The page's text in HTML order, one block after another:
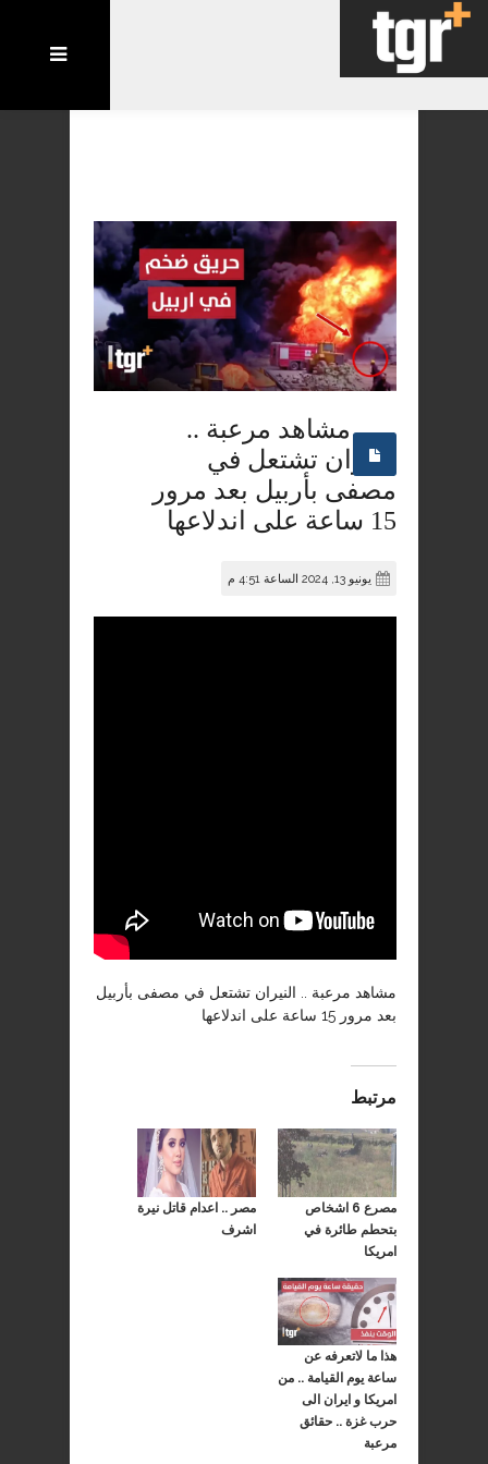
مشاهد مرعبة ..
النيران تشتعل في
مصفى بأربيل بعد مرور
15 ساعة على اندلاعها
يونيو 13, 2024 الساعة 4:51 م
مشاهد مرعبة .. النيران تشتعل في مصفى بأربيل
بعد مرور 15 ساعة على اندلاعها
مرتبط
مصرع 6 اشخاص
بتحطم طائرة في
امريكا
مصر .. اعدام قاتل نيرة
اشرف
هذا ما لاتعرفه عن
ساعة يوم القيامة .. من
امريكا و ايران الى
حرب غزة .. حقائق
مرعبة